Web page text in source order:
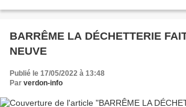
BARRÊME LA DÉCHETTERIE
NEUVE
Publié le 17/05/2022 à 13:48
Par verdon-info